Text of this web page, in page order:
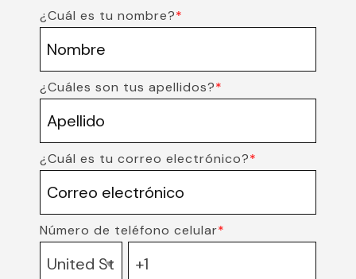
¿Cuál es tu nombre?*
¿Cuáles son tus apellidos?*
¿Cuál es tu correo electrónico?*
Número de teléfono celular*